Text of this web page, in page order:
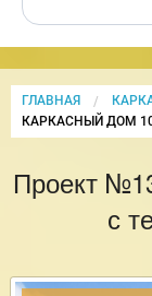
ГЛАВНАЯ
CURRENT:
КАРКАСНЫЙ ДОМ
Проект
с